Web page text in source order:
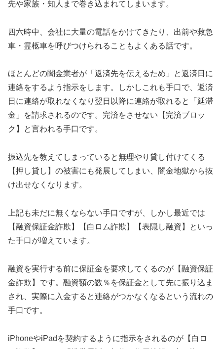
先や家族・知人まで巻き込まれてしまいます。
四六時中、会社に大量の電話をかけてきたり、出前や救急
車・霊柩車を呼びつけられることもよくある話です。
ほとんどの闇金業者が「返済先を伝えるため」と返済日に
連絡をするよう指示をします。しかしこれも手口で、返済
日に連絡が取れなくなり翌日以降に連絡が取れると「延滞
金」を請求されるのです。完済をさせない【完済ブロッ
ク】と言われる手口です。
振込先を教えてしまっていると無理やり貸し付けてくる
【押し貸し】の被害にも発展してしまい、闇金地獄から抜
け出せなくなります。
上記も未だに無くならない手口ですが、しかし最近では
【融資保証金詐欺】【白ロム詐欺】【表隠し融資】といっ
た手口が増えています。
融資を実行する前に保証金を要求してくるのが【融資保証
金詐欺】です。融資額の数％を保証金として先に振り込ま
され、実際に入金すると連絡がつかなくなるという流れの
手口です。
iPhoneやiPadを契約するように指示をされるのが【白ロ